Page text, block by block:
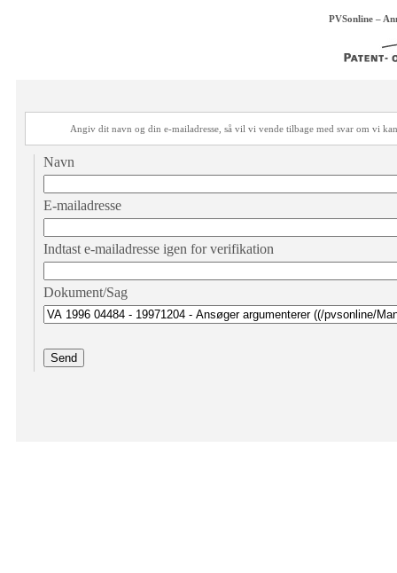
PVSonline –
Angiv dit navn og din e-mailadresse, så vil vi vende tilbage med svar om vi
Navn
E-mailadresse
Indtast e-mailadresse igen for verifikation
Dokument/Sag